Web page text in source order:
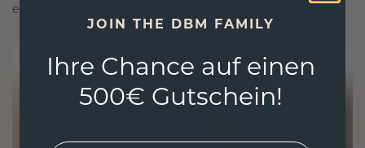
ethisch wie exquisit ist.
JOIN THE DBM FAMILY
Ihre Chance auf einen
500€ Gutschein!